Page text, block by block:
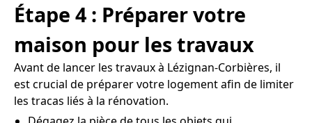
Étape 4 : Préparer votre
maison pour les travaux
Avant de lancer les travaux à Lézignan-Corbières, il
est crucial de préparer votre logement afin de limiter
les tracas liés à la rénovation.